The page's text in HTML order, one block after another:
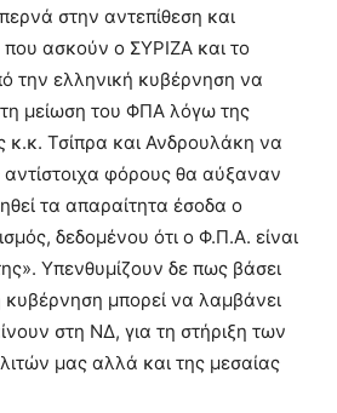
στην αντεπίθεση και
που ασκούν ο ΣΥΡΙΖΑ και το
την ελληνική κυβέρνηση να
μείωση του ΦΠΑ λόγω της
κ.κ. Τσίπρα και Ανδρουλάκη να
φόρους θα αύξαναν
τα απαραίτητα έσοδα ο
δεδομένου ότι ο Φ.Π.Α. είναι
Υπενθυμίζουν δε πως βάσει
μπορεί να λαμβάνει
στη ΝΔ, για τη στήριξη των
μας αλλά και της μεσαίας